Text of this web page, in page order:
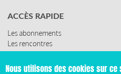
ACCÈS RAPIDE
Les abonnements
Les rencontres
Les ressources
Nous utilisons des cookies sur